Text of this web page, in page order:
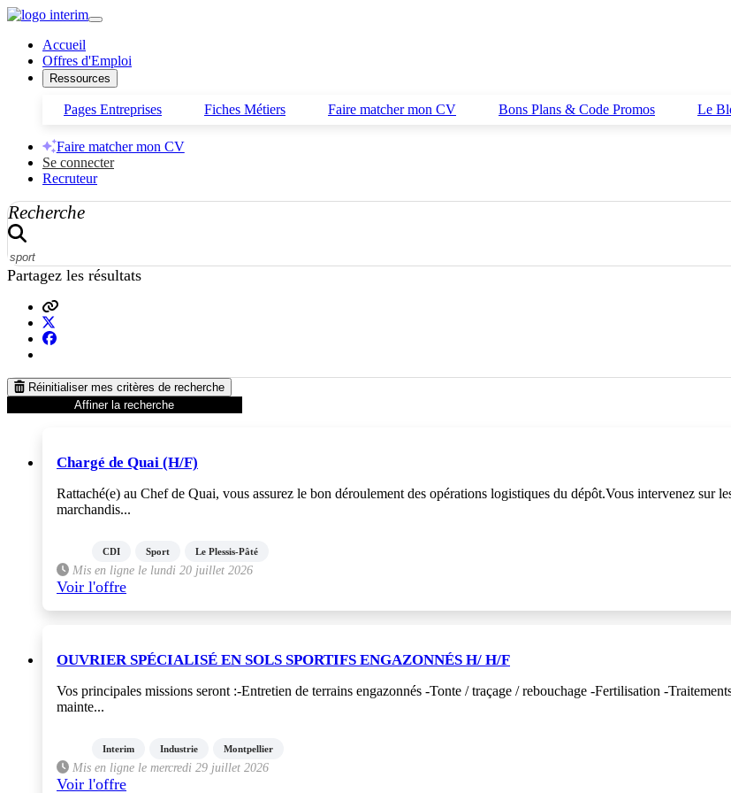
Accueil
Offres d'Emploi
Ressources
Pages Entreprises Fiches Métiers Faire matcher mon CV Bons Plans & Code Promos Le
Faire matcher mon CV
Se connecter
Recruteur
Recherche
Partagez les résultats
Choisir une ville
25km aux alentours
CDD
Interim
Stage
Alternance
Franchise
Freelance
Formation
Réinitialiser mes critères de recherche
Affiner la recherche
Chargé de Quai (H/F)
Rattaché(e) au Chef de Quai, vous assurez le bon déroulement des opérations logistiques du dépôt.Vous intervenez sur
marchandis...
CDI Sport Le Plessis-Pâté
Mis en ligne le lundi 20 juillet 2026
Voir l'offre
OUVRIER SPÉCIALISÉ EN SOLS SPORTIFS ENGAZONNÉS H/ H/F
Vos principales missions seront :-Entretien de terrains engazonnés -Tonte / traçage / rebouchage -Fertilisation -
mainte...
Interim Industrie Montpellier
Mis en ligne le mercredi 29 juillet 2026
Voir l'offre